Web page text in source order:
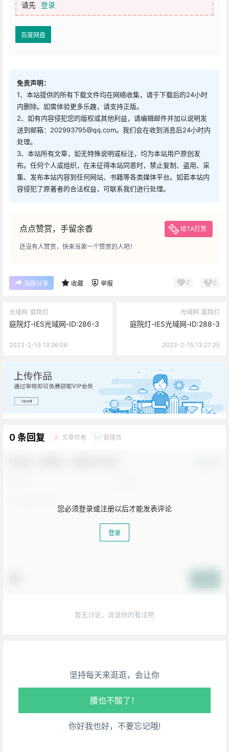
请先 登录
百度网盘
免责声明：
1、本站提供的所有下载文件均在网络收集，请于下载后的24小时
内删除。如需体验更多乐趣，请支持正版。
2、如有内容侵犯您的版权或其他利益，请编辑邮件并加以说明发
送到邮箱：202993795@qq.com。我们会在收到消息后24小时内
处理。
3、本站所有文章，如无特殊说明或标注，均为本站用户原创发
布。任何个人或组织，在未征得本站同意时，禁止复制、盗用、采
集、发布本站内容到任何网站、书籍等各类媒体平台。如若本站内
容侵犯了原著者的合法权益，可联系我们进行处理。
点点赞赏，手留余香 给TA打赏
还没有人赞赏，快来当第一个赞赏的人吧！
海报分享 收藏 举报 0 0
光域网 庭院灯
庭院灯-IES光域网-ID:286-3
2023-2-15 13:26:06
光域网 庭院灯
庭院灯-IES光域网-ID:288-3
2023-2-15 13:27:25
广告
0 条回复 A 文章作者 M 管理员
您必须登录或注册以后才能发表评论
登录
暂无讨论，说说你的看法吧
坚持每天来逛逛，会让你
腿也不痛了！
腰也不酸了！
工作也轻松了！
你好我也好，不要忘记哦!